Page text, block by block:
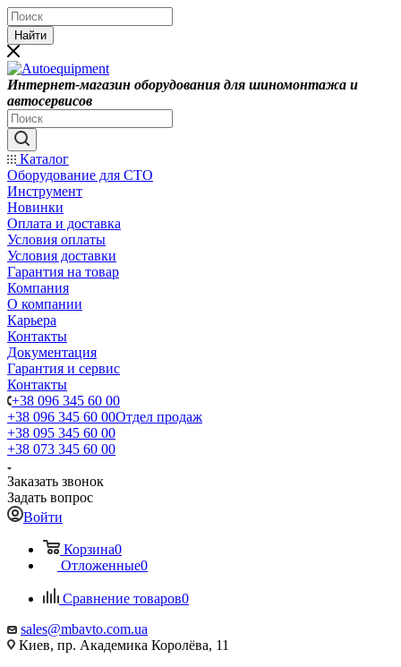
Найти
Интернет-магазин оборудования для шиномонтажа и
автосервисов
Каталог
Оборудование для СТО
Инструмент
Новинки
Оплата и доставка
Условия оплаты
Условия доставки
Гарантия на товар
Компания
О компании
Карьера
Контакты
Документация
Гарантия и сервис
Контакты
+38 096 345 60 00
+38 096 345 60 00Отдел продаж
+38 095 345 60 00
+38 073 345 60 00
Заказать звонок
Задать вопрос
Войти
Корзина0
Отложенные0
Сравнение товаров0
sales@mbavto.com.ua
Киев, пр. Академика Королёва, 11